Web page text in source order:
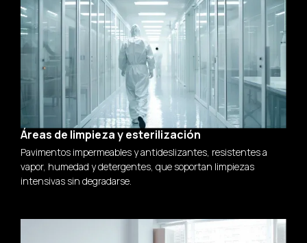
Áreas de limpieza y esterilización
Pavimentos impermeables y antideslizantes, resistentes a
vapor, humedad y detergentes, que soportan limpiezas
intensivas sin degradarse.